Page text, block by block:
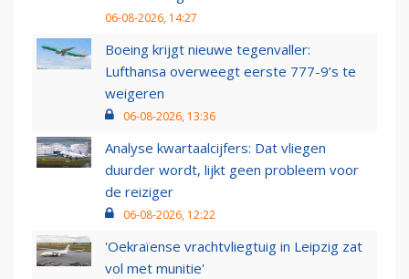
06-08-2026, 14:27
Boeing krijgt nieuwe tegenvaller:
Lufthansa overweegt eerste 777-9’s te
weigeren
06-08-2026, 13:36
Analyse kwartaalcijfers: Dat vliegen
duurder wordt, lijkt geen probleem voor
de reiziger
06-08-2026, 12:22
'Oekraïense vrachtvliegtuig in Leipzig zat
vol met munitie'